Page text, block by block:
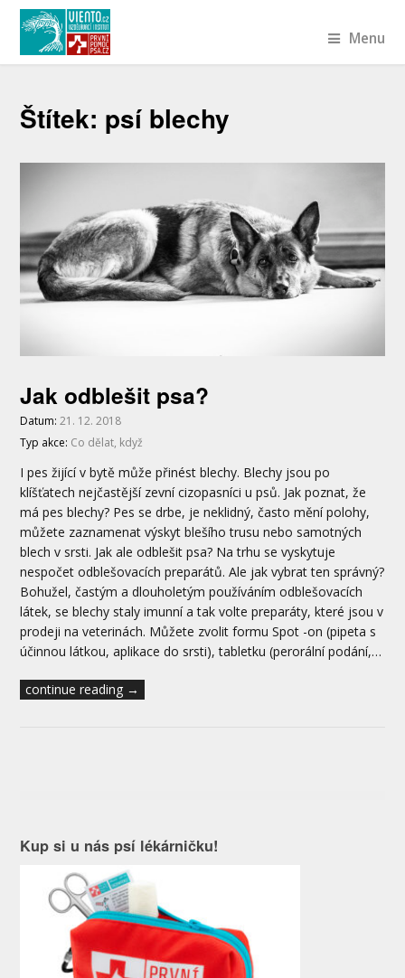
Menu
Štítek: psí blechy
Jak odblešit psa?
Datum:21. 12. 2018
Typ akce: Co dělat, když
I pes žijící v bytě může přinést blechy. Blechy jsou po
klíšťatech nejčastější zevní cizopasníci u psů. Jak poznat, že
má pes blechy? Pes se drbe, je neklidný, často mění polohy,
můžete zaznamenat výskyt blešího trusu nebo samotných
blech v srsti. Jak ale odblešit psa? Na trhu se vyskytuje
nespočet odblešovacích preparátů. Ale jak vybrat ten správný?
Bohužel, častým a dlouholetým používáním odblešovacích
látek, se blechy staly imunní a tak volte preparáty, které jsou v
prodeji na veterinách. Můžete zvolit formu Spot -on (pipeta s
účinnou látkou, aplikace do srsti), tabletku (perorální podání,…
continue reading →
Kup si u nás psí lékárničku!